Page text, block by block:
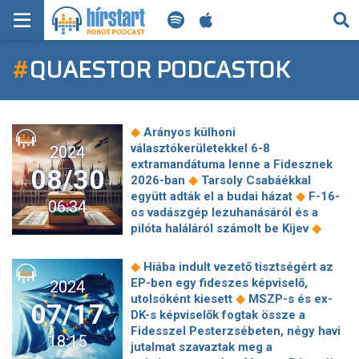
KERESÉS
KEZDŐLAP
FRISS HÍREK
TECH HÍREK
FILM-ZENE-SZÓRAKOZÁS
PLAYLIST
MI AZ A ROBOT PODCAST?
#QUAESTOR PODCASTOK
2024
08/30
06:34
◆ Arányos külhoni
választókerületekkel 6-8
extramandátuma lenne a Fidesznek
2026-ban ◆ Tarsoly Csabáékkal
együtt adták el a budai házat ◆ F-16-
os vadászgép lezuhanásáról és a
pilóta haláláról számolt be Kijev◆
a nyugdíjpénze
Hamarabb jön a
szüret, komoly kihívásokkal küzdenek
a borászok ◆ Nagyon ráálltak egy
márka lopására a tolvajok ◆
gyár a globális vérkeringésbe
katapultálja Debrecent
◆ Egyetlen
2024
07/17
18:15
◆ Hiába indult vezető tisztségért az
EP-ben egy fideszes képviselő,
utolsóként kiesett ◆ MSZP-s és ex-
DK-s képviselők fogtak össze a
Fidesszel Pesterzsébeten, négy havi
jutalmat szavaztak meg a